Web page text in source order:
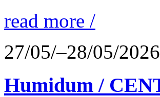
read more /
27/05/–28/05/2026
Humidum /